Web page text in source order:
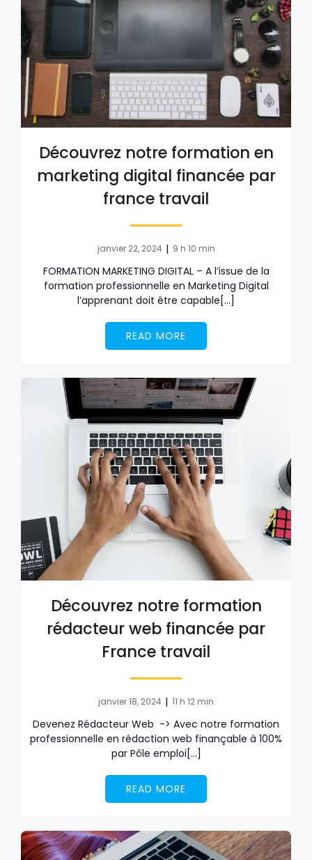
Découvrez notre formation en
marketing digital financée par
france travail
janvier 22, 2024 | 9 h 10 min
FORMATION MARKETING DIGITAL – A l’issue de la
formation professionnelle en Marketing Digital
l’apprenant doit être capable[…]
READ MORE
Découvrez notre formation
rédacteur web financée par
France travail
janvier 18, 2024 | 11 h 12 min
Devenez Rédacteur Web -> Avec notre formation
professionnelle en rédaction web finançable à 100%
par Pôle emploi[…]
READ MORE